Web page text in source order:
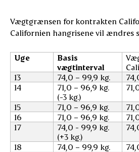
Vægtgrænsen for kontrakten
Californien hangrisene vil ændres
Uge
Basis
vægtinterval
13
74,0 – 99,9 kg.
14
71,0 – 96,9 kg.
(-3 kg.)
15 71,0 – 96,9 kg.
16
71,0 – 96,9 kg.
17
74,0 - 99,9 kg.
(+3 kg.)
18 74,0 – 99,9 kg.